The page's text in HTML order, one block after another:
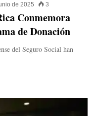
de 2025 3
Conmemora
de Donación
del Seguro Social han